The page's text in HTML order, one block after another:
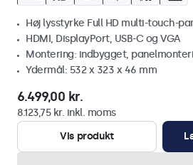
Høj lysstyrke Full HD multi-touch-
HDMI, DisplayPort, USB-C og VGA
Montering: indbygget,
Ydermål: 532 x 323 x 46 mm
6.499,00 kr.
8.123,75 kr. inkl. moms
Vis produkt